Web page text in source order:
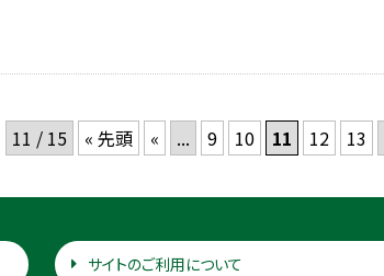
11 / 15 « 先頭 « ... 9 10 11 12 13
サイトのご利用について